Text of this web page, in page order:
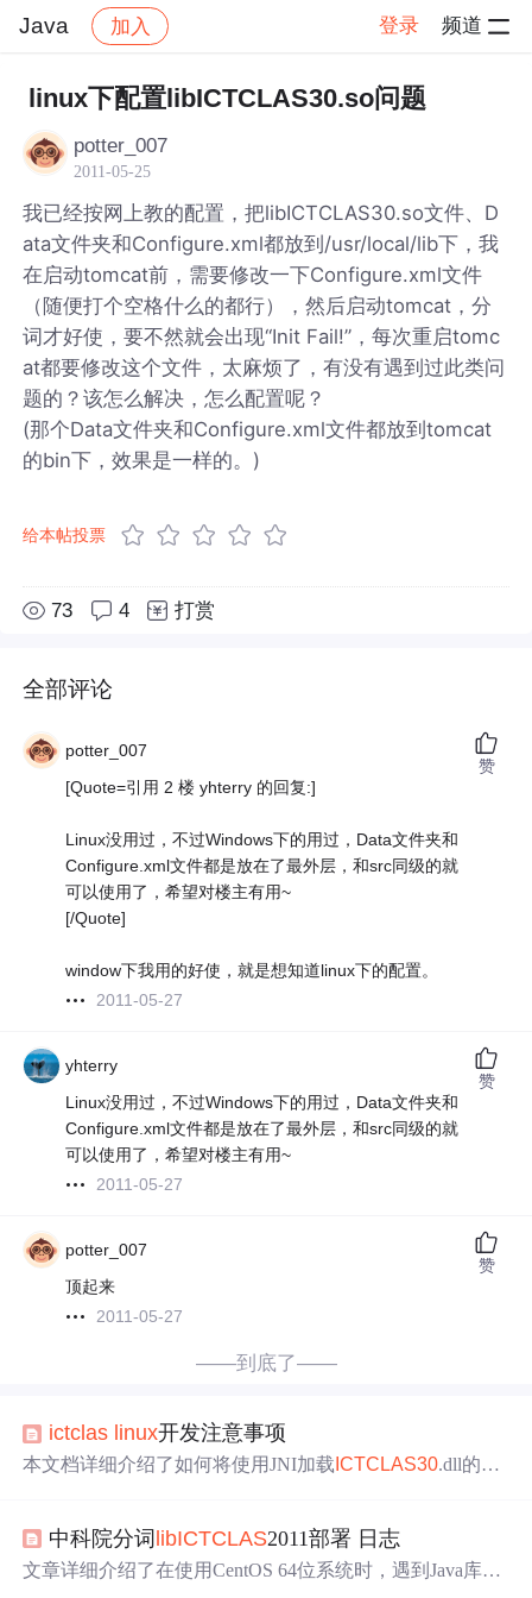
Java 加入 登录 频道
社区 Java 帖子详情
linux下配置libICTCLAS30.so问题
potter_007
2011-05-25
我已经按网上教的配置，把libICTCLAS30.so文件、D
ata文件夹和Configure.xml都放到/usr/local/lib下，我
在启动tomcat前，需要修改一下Configure.xml文件
（随便打个空格什么的都行），然后启动tomcat，分
词才好使，要不然就会出现“Init Fail!”，每次重启tomc
at都要修改这个文件，太麻烦了，有没有遇到过此类问
题的？该怎么解决，怎么配置呢？
(那个Data文件夹和Configure.xml文件都放到tomcat
的bin下，效果是一样的。)
给本帖投票
73 4 打赏
全部评论
potter_007
[Quote=引用 2 楼 yhterry 的回复:]
Linux没用过，不过Windows下的用过，Data文件夹和
Configure.xml文件都是放在了最外层，和src同级的就
可以使用了，希望对楼主有用~
[/Quote]
window下我用的好使，就是想知道linux下的配置。
2011-05-27
赞
yhterry
Linux没用过，不过Windows下的用过，Data文件夹和
Configure.xml文件都是放在了最外层，和src同级的就
可以使用了，希望对楼主有用~
2011-05-27
赞
potter_007
顶起来
2011-05-27
赞
——到底了——
ictclas linux开发注意事项
本文档详细介绍了如何将使用JNI加载 ICTCLAS30.dll的Wi
序正常运行的方法。
中科院分词 libICTCLAS2011部署 日志
文章详细介绍了在使用CentOS 64位系统时，遇到Java库加